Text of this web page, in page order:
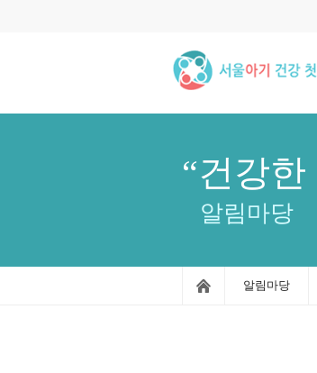
“건강
알림마당
알림마당